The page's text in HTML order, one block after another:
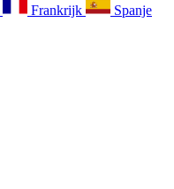
Frankrijk
Spanje